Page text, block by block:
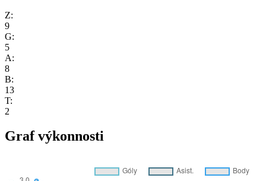
Z:
9
G:
5
A:
8
B:
13
T:
2
Graf výkonnosti